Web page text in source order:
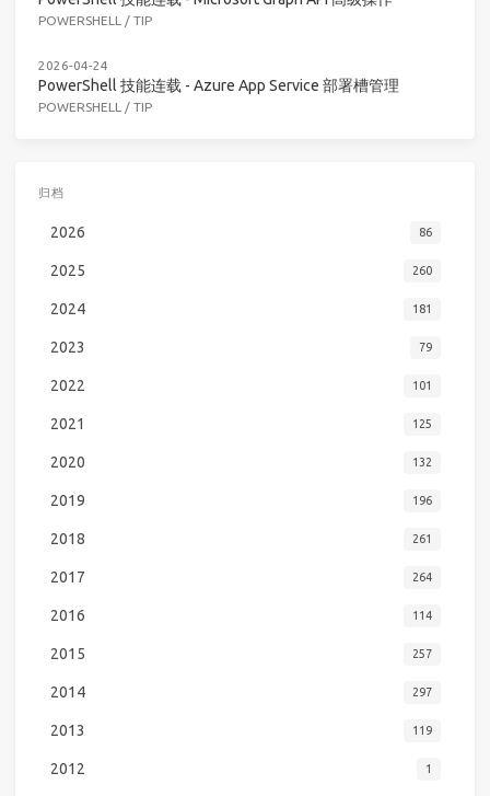
POWERSHELL / TIP
2026-04-24
PowerShell 技能连载 - Azure App Service 部署槽管理
POWERSHELL / TIP
归档
2026 86
2025 260
2024 181
2023 79
2022 101
2021 125
2020 132
2019 196
2018 261
2017 264
2016 114
2015 257
2014 297
2013 119
2012 1